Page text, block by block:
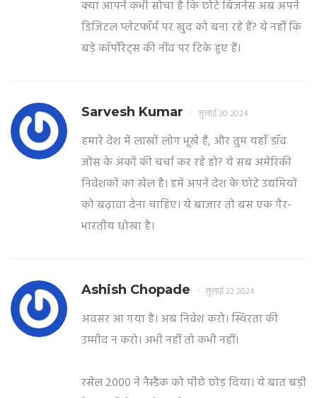
क्या आपने कभी सोचा है कि छोटे बिजनेस अब अपने
डिजिटल प्लेटफॉर्म पर खुद को बना रहे हैं? ये नहीं कि
बड़े कॉर्पोरेट्स की नींव पर टिके हुए हैं।
Sarvesh Kumar जुलाई 20 2024
हमारे देश में लाखों लोग भूखे हैं, और तुम यहाँ डॉव
जोंस के अंकों की चर्चा कर रहे हो? ये सब अमेरिकी
निवेशकों का खेल है। हमें अपने देश के छोटे उद्यमियों
को बढ़ावा देना चाहिए। ये बाजार तो बस एक गैर-
भारतीय धोखा है।
Ashish Chopade जुलाई 22 2024
अवसर आ गया है। अब निवेश करो। स्थिरता की
उम्मीद न करो। अभी नहीं तो कभी नहीं।
रसेल 2000 ने नैस्डैक को पीछे छोड़ दिया। ये बात बड़ी